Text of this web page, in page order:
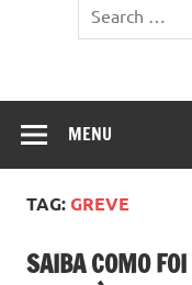
MENU
TAG:GREVE
SAIBA COMO